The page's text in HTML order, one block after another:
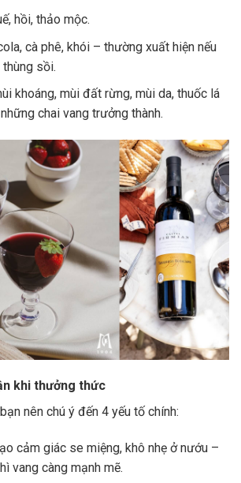
hồi, thảo mộc.
cà phê, khói – thường xuất hiện nếu
sồi.
khoáng, mùi đất rừng, mùi da, thuốc lá
chai vang trưởng thành.
khi thưởng thức
nên chú ý đến 4 yếu tố chính:
cảm giác se miệng, khô nhẹ ở nướu –
vang càng mạnh mẽ.